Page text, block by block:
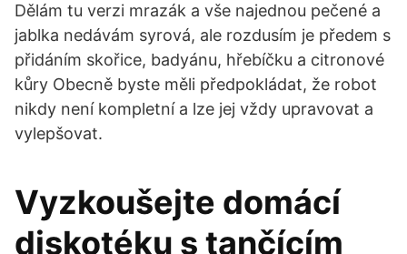
Dělám tu verzi mrazák a vše najednou pečené a
jablka nedávám syrová, ale rozdusím je předem s
přidáním skořice, badyánu, hřebíčku a citronové
kůry Obecně byste měli předpokládat, že robot
nikdy není kompletní a lze jej vždy upravovat a
vylepšovat.
Vyzkoušejte domácí
diskotéku s tančícím